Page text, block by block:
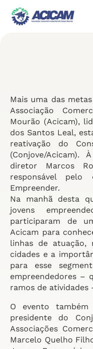
Mais uma das
Associação
Mourão (Acicam),
dos Santos Leal,
reativação do
(Conjove/
diretor Marcos
responsável pelo
Empreender.
Na manhã desta
jovens
participaram de
Acicam para
linhas de atuação,
cidades e a
para esse
empreendedores –
ramos de atividades
O evento
presidente do
Associações
Marcelo Quelho